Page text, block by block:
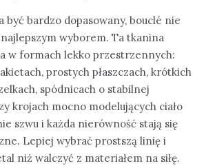
być bardzo dopasowany, bouclé nie
wyborem. Ta tkanina
w formach lekko przestrzennych:
prostych płaszczach, krótkich
spódnicach o stabilnej
krojach mocno modelujących ciało
szwu i każda nierówność stają się
Lepiej wybrać prostszą linię i
niż walczyć z materiałem na siłę.